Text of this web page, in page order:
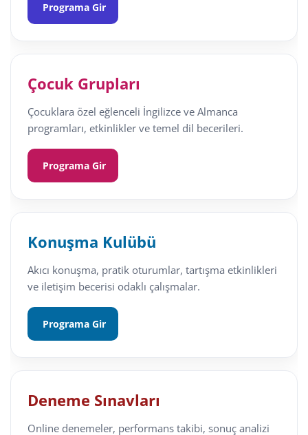
Programa Gir
Çocuk Grupları
Çocuklara özel eğlenceli İngilizce ve Almanca
programları, etkinlikler ve temel dil becerileri.
Programa Gir
Konuşma Kulübü
Akıcı konuşma, pratik oturumlar, tartışma etkinlikleri
ve iletişim becerisi odaklı çalışmalar.
Programa Gir
Deneme Sınavları
Online denemeler, performans takibi, sonuç analizi